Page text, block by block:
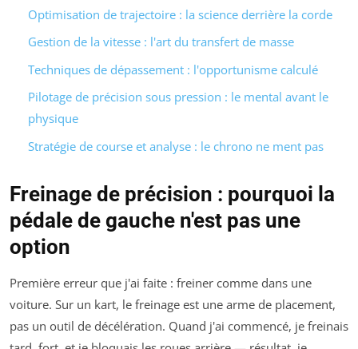
Optimisation de trajectoire : la science derrière la corde
Gestion de la vitesse : l'art du transfert de masse
Techniques de dépassement : l'opportunisme calculé
Pilotage de précision sous pression : le mental avant le
physique
Stratégie de course et analyse : le chrono ne ment pas
Freinage de précision : pourquoi la
pédale de gauche n'est pas une
option
Première erreur que j'ai faite : freiner comme dans une
voiture. Sur un kart, le freinage est une arme de placement,
pas un outil de décélération. Quand j'ai commencé, je freinais